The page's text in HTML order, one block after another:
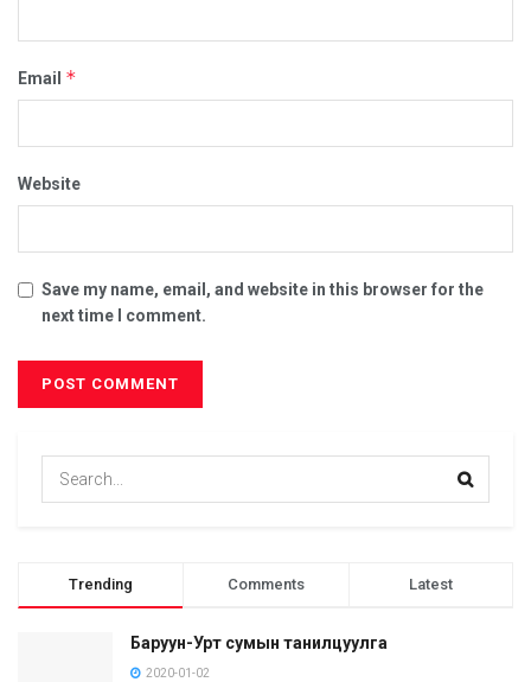
Email *
Website
Save my name, email, and website in this browser for the
next time I comment.
Trending Comments Latest
Баруун-Урт сумын танилцуулга
2020-01-02